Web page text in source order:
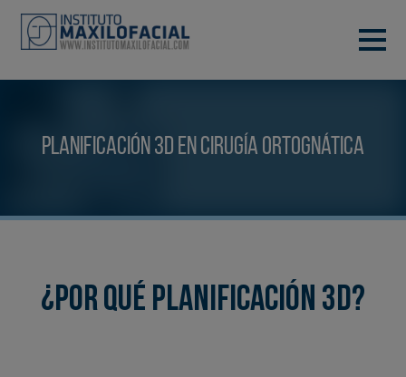
BARCELONA
Planificación 3D en Cirugía Ortognática
¿Por qué Planificación 3D?